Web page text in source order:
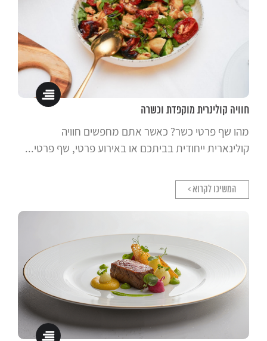
חוויה קולינרית מוקפדת וכשרה
מהו שף פרטי כשר? כאשר אתם מחפשים חוויה
קולינארית ייחודית בביתכם או באירוע פרטי, שף פרטי...
המשיכו לקרוא >